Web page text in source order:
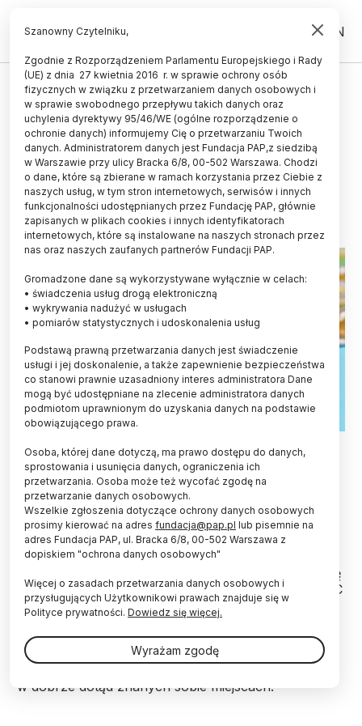
PL EN
ŚWIAT
Badania: niedobór witaminy D i
depresja zwiększają ryzyko
przedwczesnej demencji
28.12.2023
aktualizacja: 28.12.2023
2 minuty czytania
Przedwczesną demencję może wywołać niedobór
witaminy D oraz depresja - wynika z badań w
Wielkiej Brytanii oraz Niderlandach,
opublikowanych przez „JAMA Neurology”.
Za przedwczesną demencję uznaje się pojawienie się
tego schorzenia przed 65. rokiem życia. Według BBC
News w Wielkiej Brytanii cierpi z tego powodu około
70 tys. osób. Głównym jej objawem są zaburzenia
pamięci, szczególnie pamięci krótkotrwałej. Mogą
jednak występować również takie dolegliwości, jak
w dobrze dotąd znanych sobie miejscach.
Szanowny Czytelniku,
Zgodnie z Rozporządzeniem Parlamentu Europejskiego i Rady
(UE) z dnia 27 kwietnia 2016 r. w sprawie ochrony osób
fizycznych w związku z przetwarzaniem danych osobowych i
w sprawie swobodnego przepływu takich danych oraz
uchylenia dyrektywy 95/46/WE (ogólne rozporządzenie o
ochronie danych) informujemy Cię o przetwarzaniu Twoich
danych. Administratorem danych jest Fundacja PAP,z siedzibą
w Warszawie przy ulicy Bracka 6/8, 00-502 Warszawa. Chodzi
o dane, które są zbierane w ramach korzystania przez Ciebie z
naszych usług, w tym stron internetowych, serwisów i innych
funkcjonalności udostępnianych przez Fundację PAP, głównie
zapisanych w plikach cookies i innych identyfikatorach
internetowych, które są instalowane na naszych stronach przez
nas oraz naszych zaufanych partnerów Fundacji PAP.
Gromadzone dane są wykorzystywane wyłącznie w celach:
• świadczenia usług drogą elektroniczną
• wykrywania nadużyć w usługach
• pomiarów statystycznych i udoskonalenia usług
Podstawą prawną przetwarzania danych jest świadczenie
usługi i jej doskonalenie, a także zapewnienie bezpieczeństwa
co stanowi prawnie uzasadniony interes administratora Dane
mogą być udostępniane na zlecenie administratora danych
podmiotom uprawnionym do uzyskania danych na podstawie
obowiązującego prawa.
Osoba, której dane dotyczą, ma prawo dostępu do danych,
sprostowania i usunięcia danych, ograniczenia ich
przetwarzania. Osoba może też wycofać zgodę na
przetwarzanie danych osobowych.
Wszelkie zgłoszenia dotyczące ochrony danych osobowych
prosimy kierować na adres fundacja@pap.pl lub pisemnie na
adres Fundacja PAP, ul. Bracka 6/8, 00-502 Warszawa z
dopiskiem "ochrona danych osobowych"
Więcej o zasadach przetwarzania danych osobowych i
przysługujących Użytkownikowi prawach znajduje się w
Polityce prywatności. Dowiedz się więcej.
Wyrażam zgodę